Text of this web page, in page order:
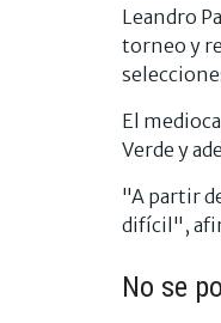
Leandro
torneo y
El
Verde y
"A partir
difícil",
No se